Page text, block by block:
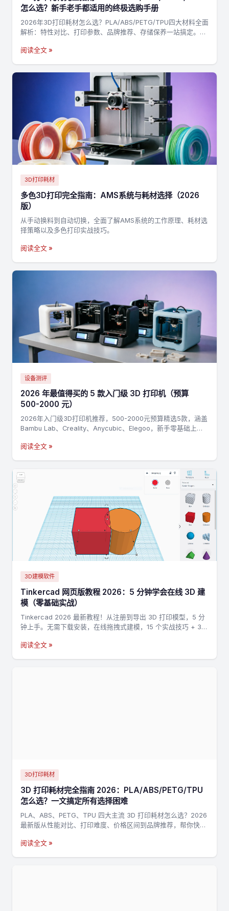
怎么选？新手老手都适用的终极选购手册
2026年3D打印耗材怎么选？PLA/ABS/PETG/TPU四大材料全面
解析：特性对比、打印参数、品牌推荐、存储保养一站搞定。附
阅读全文 »
3D打印耗材
多色3D打印完全指南：AMS系统与耗材选择（2026
版）
从手动换料到自动切换，全面了解AMS系统的工作原理、耗材选
择策略以及多色打印实战技巧。
阅读全文 »
设备测评
2026 年最值得买的 5 款入门级 3D 打印机（预算
500-2000 元）
2026年入门级3D打印机推荐，500-2000元预算精选5款，涵盖
Bambu Lab、Creality、Anycubic、Elegoo，新手零基础上手
阅读全文 »
3D建模软件
Tinkercad 网页版教程 2026：5 分钟学会在线 3D 建
模（零基础实战）
Tinkercad 2026 最新教程！从注册到导出 3D 打印模型，5 分
钟上手。无需下载安装，在线拖拽式建模，15 个实战技巧 + 3
阅读全文 »
3D打印耗材
3D 打印耗材完全指南 2026：PLA/ABS/PETG/TPU
怎么选？一文搞定所有选择困难
PLA、ABS、PETG、TPU 四大主流 3D 打印耗材怎么选？2026
最新版从性能对比、打印难度、价格区间到品牌推荐，帮你快速
阅读全文 »